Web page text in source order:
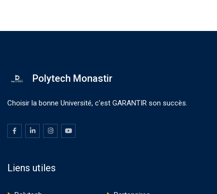
Polytech Monastir
Choisir la bonne Université, c'est GARANTIR son succès.
Liens utiles